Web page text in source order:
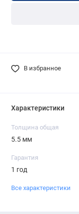
В избранное
Характеристики
Толщина общая
5.5 мм
Гарантия
1 год
Все характеристики